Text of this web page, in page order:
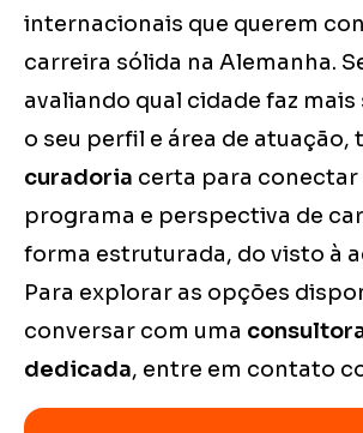
internacionais que querem
carreira sólida na Alemanha.
avaliando qual cidade faz
o seu perfil e área de atuação,
curadoria certa para conectar
programa e perspectiva de
forma estruturada, do visto à
Para explorar as opções
conversar com uma
dedicada, entre em contato